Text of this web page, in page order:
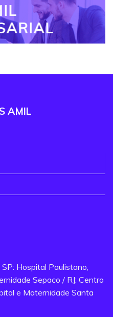
AMIL
Hospital Paulistano,
Sepaco / RJ: Centro
e Maternidade Santa